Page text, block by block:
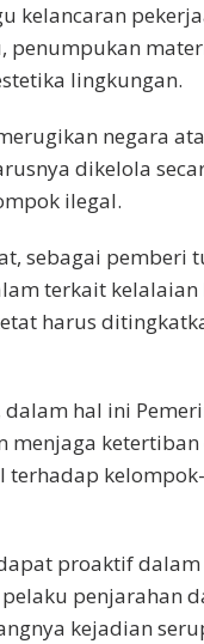
kelancaran
penumpukan
lingkungan.
negara
dikelola
ilegal.
sebagai pemberi
terkait kelalaian
harus
hal ini
proaktif
penjarahan
kejadian